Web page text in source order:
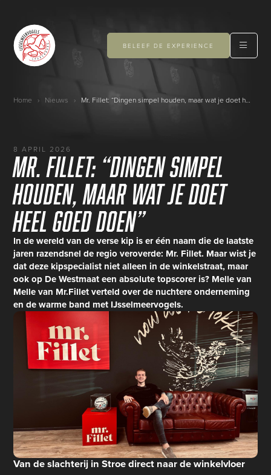
BELEEF DE EXPERIENCE
Home › Nieuws › Mr. Fillet: “Dingen simpel houden, maar wat je doet heel goed doen”
8 APRIL 2026
Mr. Fillet: “Dingen simpel
houden, maar wat je doet
heel goed doen”
In de wereld van de verse kip is er één naam die de laatste
jaren razendsnel de regio veroverde: Mr. Fillet. Maar wist je
dat deze kipspecialist niet alleen in de winkelstraat, maar
ook op De Westmaat een absolute topscorer is? Melle van
Melle van Mr.Fillet verteld over de nuchtere onderneming
en de warme band met IJsselmeervogels.
Van de slachterij in Stroe direct naar de winkelvloer